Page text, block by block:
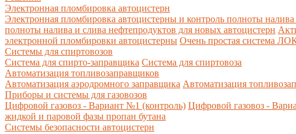
Электронная пломбировка автоцистерн
Электронная пломбировка автоцистерны и контроль полноты
полноты налива и слива нефтепродуктов для новых автоцистерн
электронной пломбировки автоцистерны Очень простая система
Системы для спиртовозов
Система для спирто-заправщика Система для спиртовоза
Автоматизация топливозаправщиков
Автоматизация аэродромного заправщика Автоматизация
Приборы и системы для газовозов
Цифровой газовоз - Вариант №1 (контроль) Цифровой газовоз -
жидкой и паровой фазы пропан бутана
Системы безопасности автоцистерн